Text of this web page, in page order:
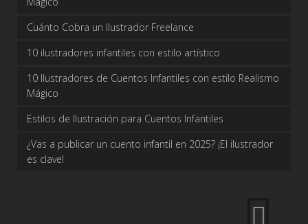
Cuánto Cobra un Ilustrador Freelance
10 ilustradores infantiles con estilo artístico
10 Ilustradores de Cuentos Infantiles con estilo Realismo
Mágico
Estilos de Ilustración para Cuentos Infantiles
¿Vas a publicar un cuento infantil en 2025? ¡El ilustrador
es clave!